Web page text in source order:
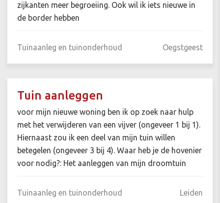
zijkanten meer begroeiing. Ook wil ik iets nieuwe in
de border hebben
Tuinaanleg en tuinonderhoud Oegstgeest
Tuin aanleggen
voor mijn nieuwe woning ben ik op zoek naar hulp
met het verwijderen van een vijver (ongeveer 1 bij 1).
Hiernaast zou ik een deel van mijn tuin willen
betegelen (ongeveer 3 bij 4). Waar heb je de hovenier
voor nodig?: Het aanleggen van mijn droomtuin
Tuinaanleg en tuinonderhoud Leiden